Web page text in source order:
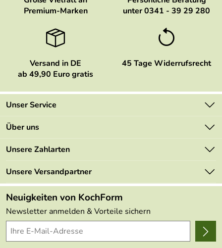
Premium-Marken
unter 0341 - 39 29 280
Versand in DE
ab 49,90 Euro gratis
45 Tage Widerrufsrecht
Unser Service
Kontakt
Mehrwertsteuerfrei
Retourenportal
FAQs
Lieferbedingungen
Delivery Terms
Kundenlogin
Über uns
Marken
Angebote
Made in Germany
Themen
Wir über uns
Presse
Unsere Zahlarten
Unsere Versandpartner
Neuigkeiten von KochForm
Newsletter anmelden & Vorteile sichern